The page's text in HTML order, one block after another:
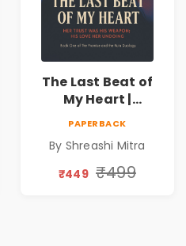
The Last Beat of
My Heart |
Discount
PAPERBACK
By Shreashi Mitra
₹449 ₹499